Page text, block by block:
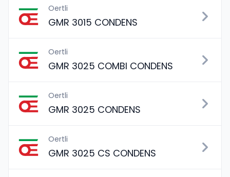
Oertli
GMR 3015 CONDENS
Oertli
GMR 3025 COMBI CONDENS
Oertli
GMR 3025 CONDENS
Oertli
GMR 3025 CS CONDENS